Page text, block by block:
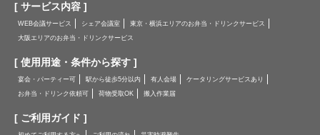
[ サービス内容 ]
WEB会議サービス シェア会議室
東京・横浜エリアのお弁当・ドリンクサービス
大阪エリアのお弁当・ドリンクサービス
[ 使用用途・条件から探す ]
宴会・パーティー可 駅から徒歩5分以内 有人会場
ケータリングサービスあり
お弁当・ドリンク依頼可
荷物受取OK 搬入作業届
[ ご利用ガイド ]